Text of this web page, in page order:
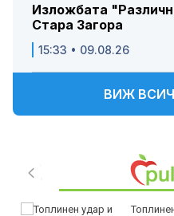
Изложбата
Стара Загора
15:33 • 09.08.26
ВИЖ